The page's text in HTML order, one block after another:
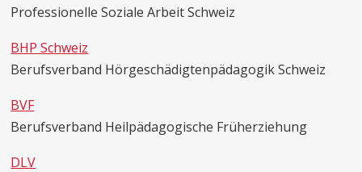
Professionelle Soziale Arbeit Schweiz
BHP Schweiz
Berufsverband Hörgeschädigtenpädagogik Schweiz
BVF
Berufsverband Heilpädagogische Früherziehung
DLV